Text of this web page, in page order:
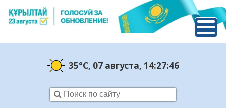
35°C, 07 августа, 14:27:47